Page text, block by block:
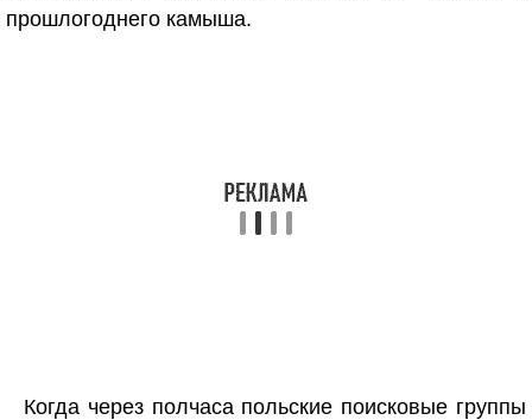
прошлогоднего камыша.
Когда через полчаса польские поисковые группы